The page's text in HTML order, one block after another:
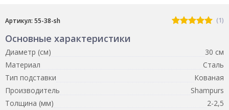
Артикул: 55-38-sh (1)
Основные характеристики
Диаметр (см)
30 см
Материал
Сталь
Тип подставки
Кованая
Производитель
Shampurs
Толщина (мм)
2-2,5